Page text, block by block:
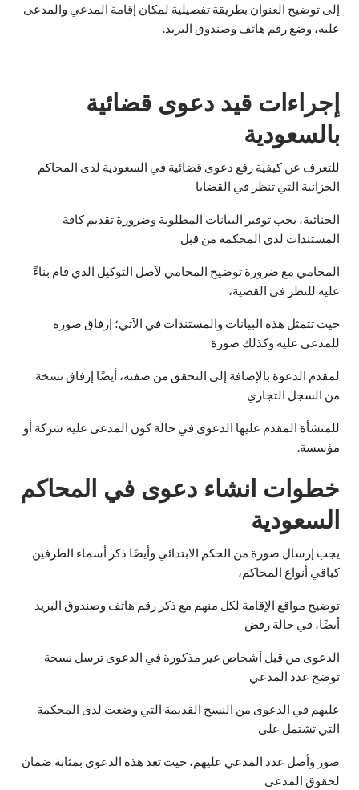
إلى توضيح العنوان بطريقة تفصيلية لمكان إقامة المدعي والمدعى
عليه، وضع رقم هاتف وصندوق البريد.
إجراءات قيد دعوى قضائية
بالسعودية
للتعرف عن كيفية رفع دعوى قضائية في السعودية لدى المحاكم
الجزائية التي تنظر في القضايا
الجنائية، يجب توفير البيانات المطلوبة وضرورة تقديم كافة
المستندات لدى المحكمة من قبل
المحامي مع ضرورة توضيح المحامي لأصل التوكيل الذي قام بناءً
عليه للنظر في القضية،
حيث تتمثل هذه البيانات والمستندات في الآتي؛ إرفاق صورة
للمدعي عليه وكذلك صورة
لمقدم الدعوة بالإضافة إلى التحقق من صفته، أيضًا إرفاق نسخة
من السجل التجاري
للمنشأة المقدم عليها الدعوى في حالة كون المدعى عليه شركة أو
مؤسسة.
خطوات انشاء دعوى في المحاكم
السعودية
يجب إرسال صورة من الحكم الابتدائي وأيضًا ذكر أسماء الطرفين
كباقي أنواع المحاكم،
توضيح مواقع الإقامة لكل منهم مع ذكر رقم هاتف وصندوق البريد
أيضًا، في حالة رفض
الدعوى من قبل أشخاص غير مذكورة في الدعوى ترسل نسخة
توضح عدد المدعي
عليهم في الدعوى من النسخ القديمة التي وضعت لدى المحكمة
التي تشتمل على
صور وأصل عدد المدعي عليهم، حيث تعد هذه الدعوى بمثابة ضمان
لحقوق المدعى